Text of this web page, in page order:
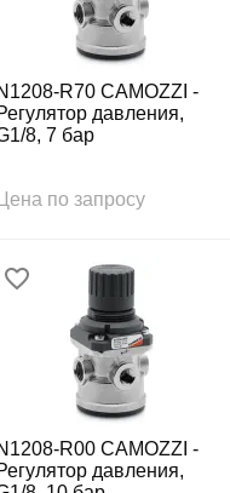
R70 CAMOZZI -
давления,
8, 7 бар
Цена по запросу
R00 CAMOZZI -
давления,